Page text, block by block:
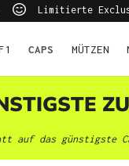
Limitierte
CAPS MÜTZEN
auf das günstigste